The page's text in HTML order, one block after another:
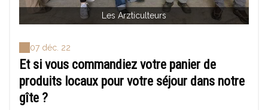
Les Arzticulteurs
07 déc. 22
Et si vous commandiez votre panier de
produits locaux pour votre séjour dans notre
gîte ?